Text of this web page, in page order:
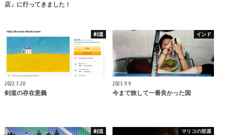
店」に行ってきました！
剣道
2022.3.20
剣道の存在意義
インド
2023.9.9
今まで旅して一番良かった国
剣道 マリコの部屋